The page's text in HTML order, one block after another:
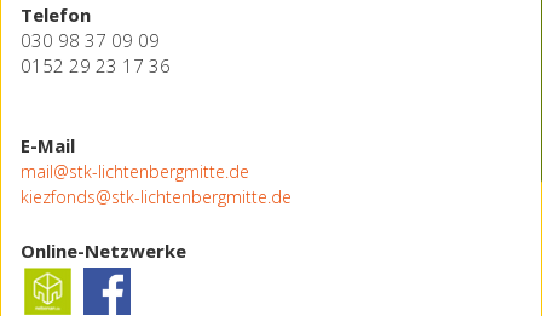
Telefon
030 98 37 09 09
0152 29 23 17 36
E-Mail
mail@stk-lichtenbergmitte.de
kiezfonds@stk-lichtenbergmitte.de
Online-Netzwerke